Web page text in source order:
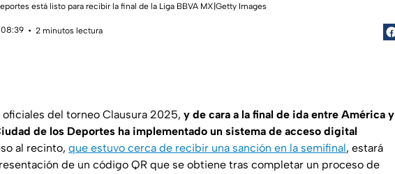
está listo para recibir la final de la Liga BBVA MX|Getty Images
08:39
2 minutos lectura
oficiales del torneo Clausura 2025, y de cara a la final de ida entre América y
de los Deportes ha implementado un sistema de acceso digital
al recinto, que estuvo cerca de recibir una sanción en la semifinal, estará
de un código QR que se obtiene tras completar un proceso de